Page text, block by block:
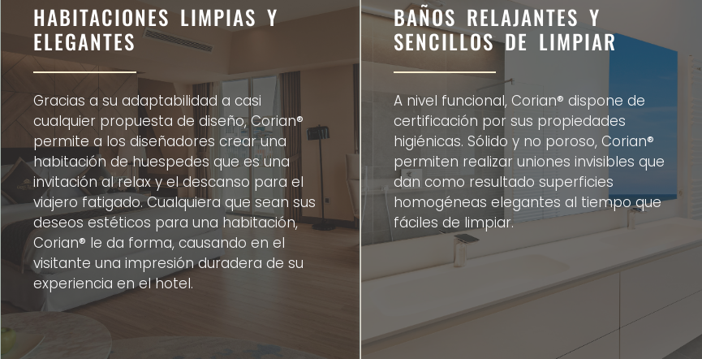
HABITACIONES LIMPIAS Y
ELEGANTES
Gracias a su adaptabilidad a casi
cualquier propuesta de diseño, Corian®
permite a los diseñadores crear una
habitación de huespedes que es una
invitación al relax y el descanso para el
viajero fatigado. Cualquiera que sean sus
deseos estéticos para una habitación,
Corian® le da forma, causando en el
visitante una impresión duradera de su
experiencia en el hotel.
BAÑOS RELAJANTES Y
SENCILLOS DE LIMPIAR
A nivel funcional, Corian® dispone de
certificación por sus propiedades
higiénicas. Sólido y no poroso, Corian®
permiten realizar uniones invisibles que
dan como resultado superficies
homogéneas elegantes al tiempo que
fáciles de limpiar.